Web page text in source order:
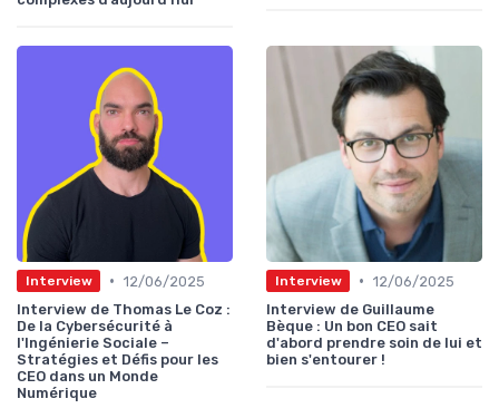
Interview • 12/06/2025
Interview de Thomas Le Coz :
De la Cybersécurité à
l'Ingénierie Sociale –
Stratégies et Défis pour les
CEO dans un Monde
Numérique
Interview • 12/06/2025
Interview de Guillaume
Bèque : Un bon CEO sait
d'abord prendre soin de lui et
bien s'entourer !